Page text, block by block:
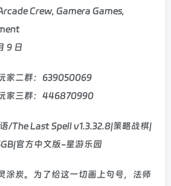
Crew, Gamera Games,
9 日
家二群：639050069
家三群：446870990
涂炭。为了给这一切画上句号，法师